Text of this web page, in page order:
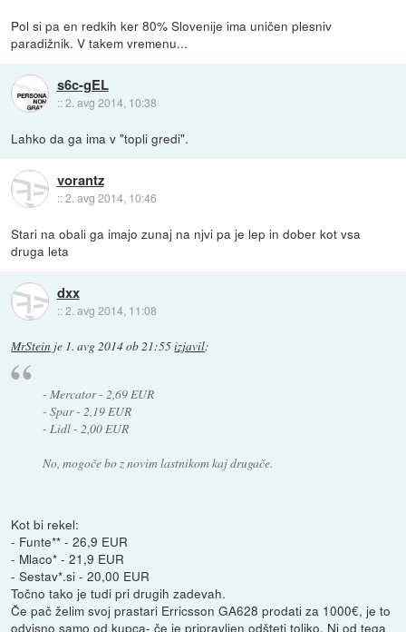
Pol si pa en redkih ker 80% Slovenije ima uničen plesniv
paradižnik. V takem vremenu...
s6c-gEL
::2. avg 2014, 10:38
Lahko da ga ima v "topli gredi".
vorantz
::2. avg 2014, 10:46
Stari na obali ga imajo zunaj na njvi pa je lep in dober kot vsa
druga leta
dxx
::2. avg 2014, 11:08
MrStein je 1. avg 2014 ob 21:55izjavil:
- Mercator - 2,69 EUR
- Spar - 2,19 EUR
- Lidl - 2,00 EUR
No, mogoče bo z novim lastnikom kaj drugače.
Kot bi rekel:
- Funte** - 26,9 EUR
- Mlaco* - 21,9 EUR
- Sestav*.si - 20,00 EUR
Točno tako je tudi pri drugih zadevah.
Če pač želim svoj prastari Erricsson GA628 prodati za 1000€, je to
odvisno samo od kupca- če je pripravljen odšteti toliko. Ni od tega